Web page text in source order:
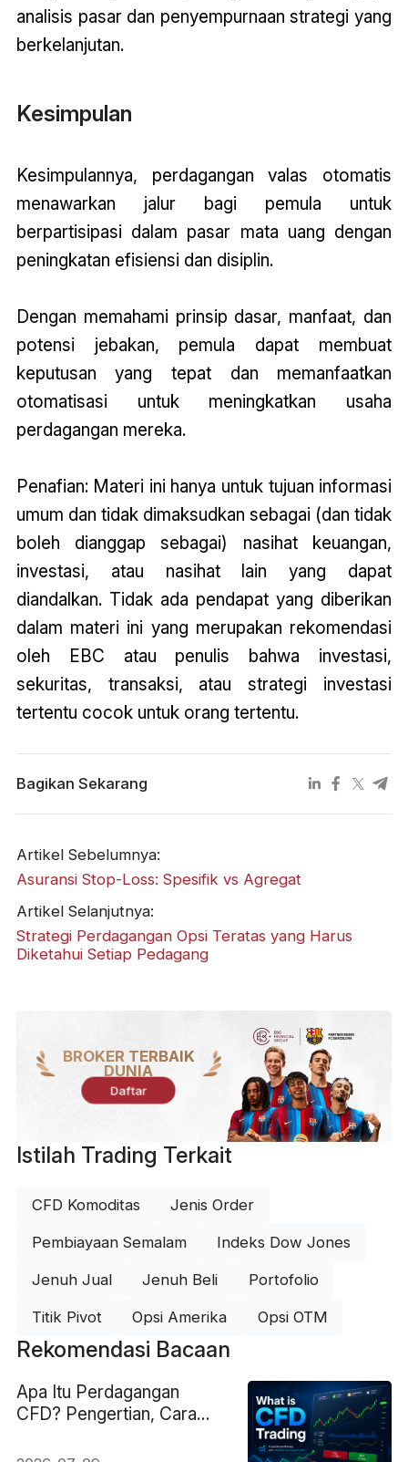
analisis pasar dan penyempurnaan strategi yang
berkelanjutan.
Kesimpulan
Kesimpulannya, perdagangan valas otomatis
menawarkan jalur bagi pemula untuk
berpartisipasi dalam pasar mata uang dengan
peningkatan efisiensi dan disiplin.
Dengan memahami prinsip dasar, manfaat, dan
potensi jebakan, pemula dapat membuat
keputusan yang tepat dan memanfaatkan
otomatisasi untuk meningkatkan usaha
perdagangan mereka.
Penafian: Materi ini hanya untuk tujuan informasi
umum dan tidak dimaksudkan sebagai (dan tidak
boleh dianggap sebagai) nasihat keuangan,
investasi, atau nasihat lain yang dapat
diandalkan. Tidak ada pendapat yang diberikan
dalam materi ini yang merupakan rekomendasi
oleh EBC atau penulis bahwa investasi,
sekuritas, transaksi, atau strategi investasi
tertentu cocok untuk orang tertentu.
Bagikan Sekarang
Artikel Sebelumnya:
Asuransi Stop-Loss: Spesifik vs Agregat
Artikel Selanjutnya:
Strategi Perdagangan Opsi Teratas yang Harus
Diketahui Setiap Pedagang
BROKER TERBAIK
DUNIA
Daftar
Istilah Trading Terkait
CFD Komoditas Jenis Order
Pembiayaan Semalam Indeks Dow Jones
Jenuh Jual Jenuh Beli Portofolio
Titik Pivot Opsi Amerika Opsi OTM
Rekomendasi Bacaan
Apa Itu Perdagangan
CFD? Pengertian, Cara
dan Risiko